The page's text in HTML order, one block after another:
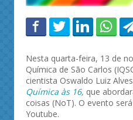
Nesta quarta-feira, 13 de
Química de São Carlos
cientista Oswaldo Luiz
Química às 16, que
coisas (NoT). O evento
Youtube.